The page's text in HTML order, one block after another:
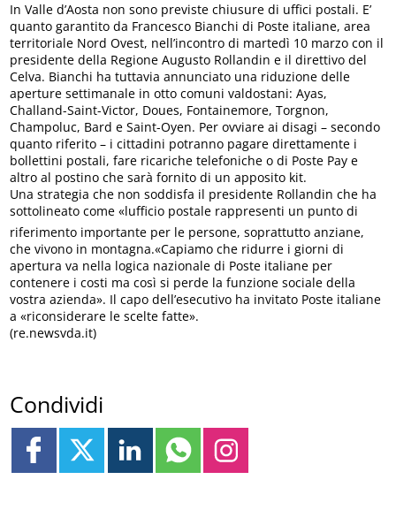
In Valle d’Aosta non sono previste chiusure di uffici postali. E’
quanto garantito da Francesco Bianchi di Poste italiane, area
territoriale Nord Ovest, nell’incontro di martedì 10 marzo con il
presidente della Regione Augusto Rollandin e il direttivo del
Celva. Bianchi ha tuttavia annunciato una riduzione delle
aperture settimanale in otto comuni valdostani: Ayas,
Challand-Saint-Victor, Doues, Fontainemore, Torgnon,
Champoluc, Bard e Saint-Oyen. Per ovviare ai disagi – secondo
quanto riferito – i cittadini potranno pagare direttamente i
bollettini postali, fare ricariche telefoniche o di Poste Pay e
altro al postino che sarà fornito di un apposito kit.
Una strategia che non soddisfa il presidente Rollandin che ha
sottolineato come «lufficio postale rappresenti un punto di
riferimento importante per le persone, soprattutto anziane,
che vivono in montagna.«Capiamo che ridurre i giorni di
apertura va nella logica nazionale di Poste italiane per
contenere i costi ma così si perde la funzione sociale della
vostra azienda». Il capo dell’esecutivo ha invitato Poste italiane
a «riconsiderare le scelte fatte».
(re.newsvda.it)
Condividi